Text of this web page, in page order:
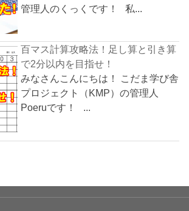
管理人のくっくです！ 私...
百マス計算攻略法！足し算と引き算
で2分以内を目指せ！
みなさんこんにちは！ こだま学び舎
プロジェクト（KMP）の管理人
Poeruです！ ...